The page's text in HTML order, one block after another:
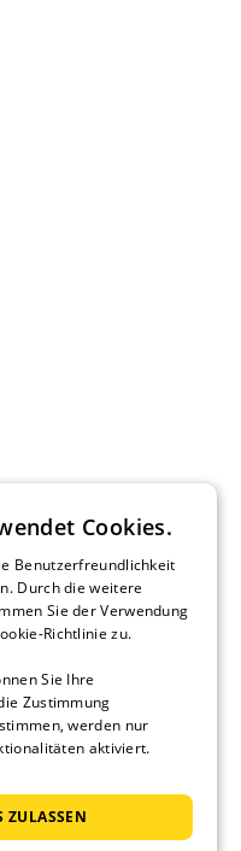
Rechte
Cookies.
Benutzerfreundlichkeit
Durch die weitere
Sie der Verwendung
Richtlinie zu.
Sie Ihre
Zustimmung
werden nur
aktiviert.
ZULASSEN